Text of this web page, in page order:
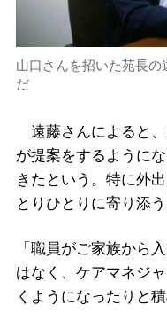
山口さんを招いた苑長の
だ
遠藤さんによると
が提案をするように
きたという。特に外
とりひとりに寄り添
「職員がご家族から
はなく、ケアマネジ
くようになったりと